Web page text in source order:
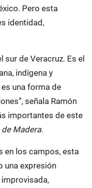
Pero esta
identidad,
sur de Veracruz. Es el
indígena y
una forma de
señala Ramón
importantes de este
de Madera.
en los campos, esta
una expresión